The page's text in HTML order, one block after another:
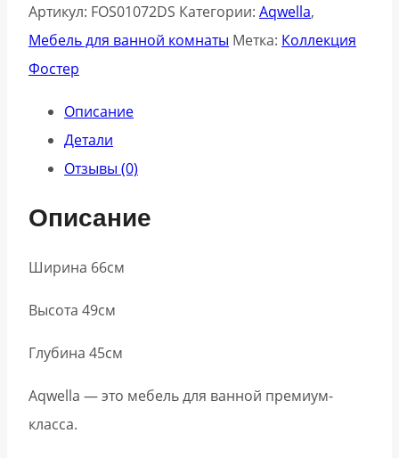
Артикул: FOS01072DS Категории: Aqwella,
Мебель для ванной комнаты Метка: Коллекция
Фостер
Описание
Детали
Отзывы (0)
Описание
Ширина 66см
Высота 49см
Глубина 45см
Aqwella — это мебель для ванной премиум-
класса.